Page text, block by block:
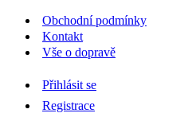
Obchodní podmínky
Kontakt
Vše o dopravě
Přihlásit se
Registrace